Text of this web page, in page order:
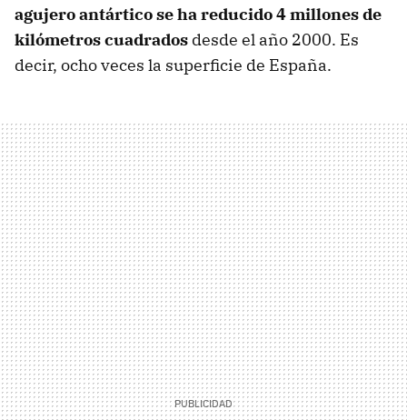
agujero antártico se ha reducido 4 millones de
kilómetros cuadrados desde el año 2000. Es
decir, ocho veces la superficie de España.